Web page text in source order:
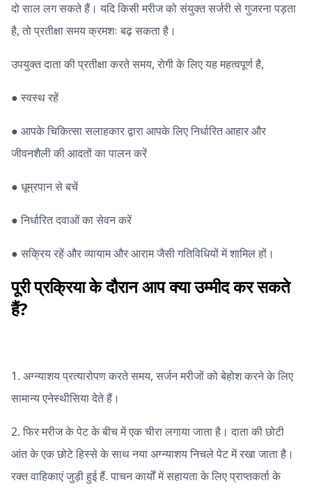
दो साल लग सकते हैं। यदि किसी मरीज को संयुक्त सर्जरी से गुजरना पड़ता
है, तो प्रतीक्षा समय क्रमशः बढ़ सकता है।
उपयुक्त दाता की प्रतीक्षा करते समय, रोगी के लिए यह महत्वपूर्ण है,
● स्वस्थ रहें
● आपके चिकित्सा सलाहकार द्वारा आपके लिए निर्धारित आहार और
जीवनशैली की आदतों का पालन करें
● धूम्रपान से बचें
● निर्धारित दवाओं का सेवन करें
● सक्रिय रहें और व्यायाम और आराम जैसी गतिविधियों में शामिल हों।
पूरी प्रक्रिया के दौरान आप क्या उम्मीद कर सकते
हैं?
1. अग्न्याशय प्रत्यारोपण करते समय, सर्जन मरीजों को बेहोश करने के लिए
सामान्य एनेस्थीसिया देते हैं।
2. फिर मरीज के पेट के बीच में एक चीरा लगाया जाता है। दाता की छोटी
आंत के एक छोटे हिस्से के साथ नया अग्न्याशय निचले पेट में रखा जाता है।
रक्त वाहिकाएं जुड़ी हुई हैं. पाचन कार्यों में सहायता के लिए प्राप्तकर्ता के